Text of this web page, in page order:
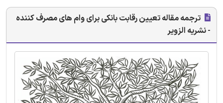
ترجمه مقاله تعیین رقابت بانکی برای وام های مصرف کننده
- نشریه الزویر